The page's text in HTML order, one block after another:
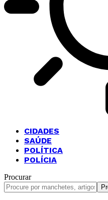
CIDADES
SAÚDE
POLÍTICA
POLÍCIA
Procurar